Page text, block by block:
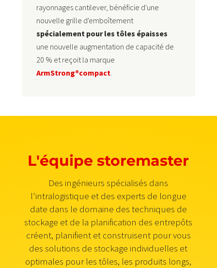
rayonnages cantilever, bénéficie d'une
nouvelle grille d'emboîtement
spécialement pour les tôles épaisses
une nouvelle augmentation de capacité de
20 % et reçoit la marque
ArmStrong®compact.
L'équipe storemaster
Des ingénieurs spécialisés dans
l'intralogistique et des experts de longue
date dans le domaine des techniques de
stockage et de la planification des entrepôts
créent, planifient et construisent pour vous
des solutions de stockage individuelles et
optimales pour les tôles, les produits longs,